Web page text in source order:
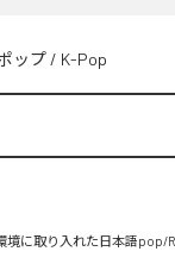
ップ / K-Pop
に取り入れた日本語pop/